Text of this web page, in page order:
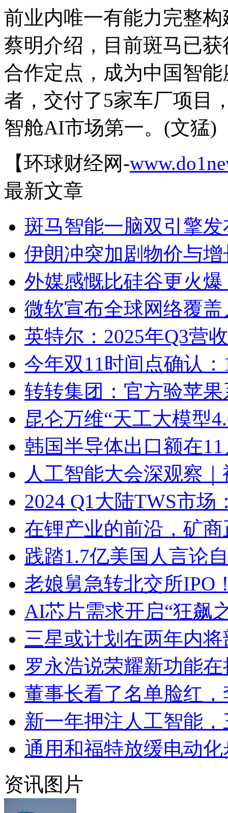
前业内唯一有能力完整
蔡明介绍，目前斑马已
合作定点，成为中国智
者，交付了5家车厂项目
智舱AI市场第一。(文猛)
【环球财经网-
最新文章
斑马智能一脑双引擎
伊朗冲突加剧物价与
外媒感慨比硅谷更火爆
微软宣布全球网络覆盖
英特尔：2025年Q3营
今年双11时间点确认
转转集团：官方验苹
昆仑万维“天工大模型
韩国半导体出口额在
人工智能大会深观察
2024 Q1大陆TWS市场
在锂产业的前沿，矿
践踏1.7亿美国人言论
老娘舅急转北交所IPO
AI芯片需求开启“狂飙
三星或计划在两年内将
罗永浩说荣耀新功能
董事长看了名单脸红
新一年押注人工智能
通用和福特放缓电动
资讯图片